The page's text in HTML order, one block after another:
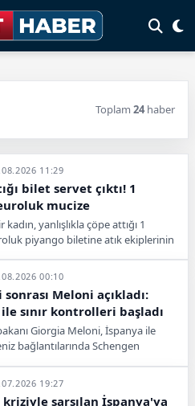
Toplam 24haber
11:29
bilet servet çıktı! 1
mucize
kadın, yanlışlıkla çöpe attığı 1
piyango biletine atık ekiplerinin
00:10
sonrası Meloni açıkladı:
sınır kontrolleri başladı
Giorgia Meloni, İspanya ile
bağlantılarında Schengen
açıkladı.19:27
kriziyle sarsılan İspanya'ya